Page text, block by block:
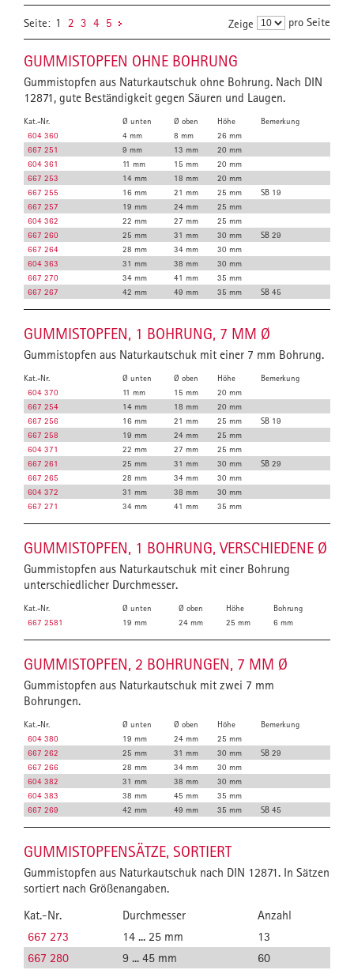
Seite: 1 2 3 4 5 Zeige pro Seite
GUMMISTOPFEN OHNE BOHRUNG
Gummistopfen aus Naturkautschuk ohne Bohrung. Nach DIN
12871, gute Beständigkeit gegen Säuren und Laugen.
Kat.-Nr. Ø unten Ø oben Höhe
Bemerkung
604 360
4 mm 8 mm
26 mm
667 251
9 mm 13 mm
20 mm
604 361
11 mm 15 mm
20 mm
667 253
14 mm 18 mm
20 mm
667 255
16 mm 21 mm 25 mm
SB 19
667 257
19 mm 24 mm
25 mm
604 362
22 mm 27 mm
25 mm
667 260
25 mm 31 mm 30 mm
SB 29
667 264
28 mm 34 mm
30 mm
604 363
31 mm 38 mm
30 mm
667 270
34 mm 41 mm
35 mm
667 267
42 mm 49 mm 35 mm SB 45
GUMMISTOPFEN, 1 BOHRUNG, 7 MM Ø
Gummistopfen aus Naturkautschuk mit einer 7 mm Bohrung.
Kat.-Nr. Ø unten Ø oben Höhe
Bemerkung
604 370
11 mm 15 mm
20 mm
667 254
14 mm 18 mm
20 mm
667 256
16 mm 21 mm 25 mm
SB 19
667 258
19 mm 24 mm
25 mm
604 371
22 mm 27 mm
25 mm
667 261
25 mm 31 mm 30 mm
SB 29
667 265
28 mm 34 mm
30 mm
604 372
31 mm 38 mm
30 mm
667 271
34 mm 41 mm 35 mm
GUMMISTOPFEN, 1 BOHRUNG, VERSCHIEDENE Ø
Gummistopfen aus Naturkautschuk mit einer Bohrung
unterschiedlicher Durchmesser.
Kat.-Nr. Ø unten Ø oben Höhe
Bohrung
667 2581
19 mm 24 mm 25 mm 6 mm
GUMMISTOPFEN, 2 BOHRUNGEN, 7 MM Ø
Gummistopfen aus Naturkautschuk mit zwei 7 mm
Bohrungen.
Kat.-Nr. Ø unten Ø oben Höhe
Bemerkung
604 380
19 mm 24 mm
25 mm
667 262
25 mm 31 mm 30 mm
SB 29
667 266
28 mm 34 mm
30 mm
604 382
31 mm 38 mm
30 mm
604 383
38 mm 45 mm
35 mm
667 269
42 mm 49 mm 35 mm SB 45
GUMMISTOPFENSÄTZE, SORTIERT
Gummistopfen aus Naturkautschuk nach DIN 12871. In Sätzen
sortiert nach Größenangaben.
Kat.-Nr.
Durchmesser
Anzahl
667 273
14 ... 25 mm
13
667 280
9 ... 45 mm 60